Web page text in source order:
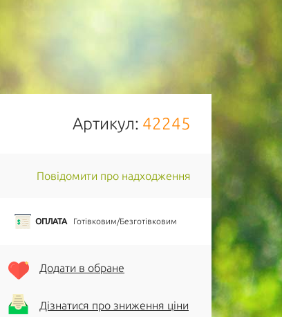
Артикул: 42245
Повідомити про надходження
ОПЛАТА Готівковим/Безготівковим
Додати в обране
Дізнатися про зниження ціни